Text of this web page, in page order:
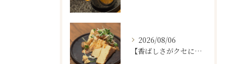
2026/08/06
【香ばしさがクセになる。